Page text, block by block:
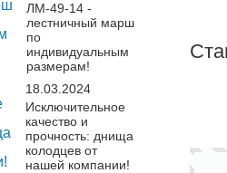
ЛМ-49-14 -
лестничный марш
по
индивидуальным
размерам!
18.03.2024
Исключительное
качество и
прочность: днища
колодцев от
нашей компании!